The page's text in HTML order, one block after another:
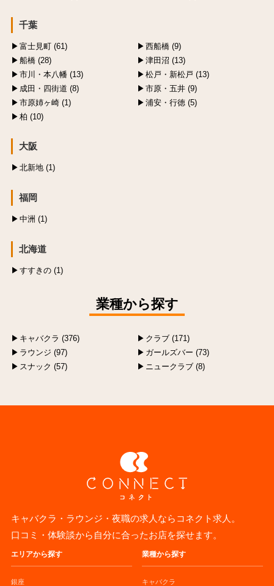
千葉
富士見町 (61)
西船橋 (9)
船橋 (28)
津田沼 (13)
市川・本八幡 (13)
松戸・新松戸 (13)
成田・四街道 (8)
市原・五井 (9)
市原姉ヶ崎 (1)
浦安・行徳 (5)
柏 (10)
大阪
北新地 (1)
福岡
中洲 (1)
北海道
すすきの (1)
業種から探す
キャバクラ (376)
クラブ (171)
ラウンジ (97)
ガールズバー (73)
スナック (57)
ニュークラブ (8)
キャバクラ・ラウンジ・夜職の求人ならコネクト求人。
口コミ・体験談から自分に合ったお店を探せます。
エリアから探す
銀座
業種から探す
キャバクラ